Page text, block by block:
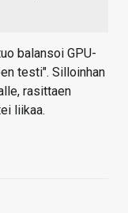
balansoi GPU-
testi". Silloinhan
rasittaen
liikaa.